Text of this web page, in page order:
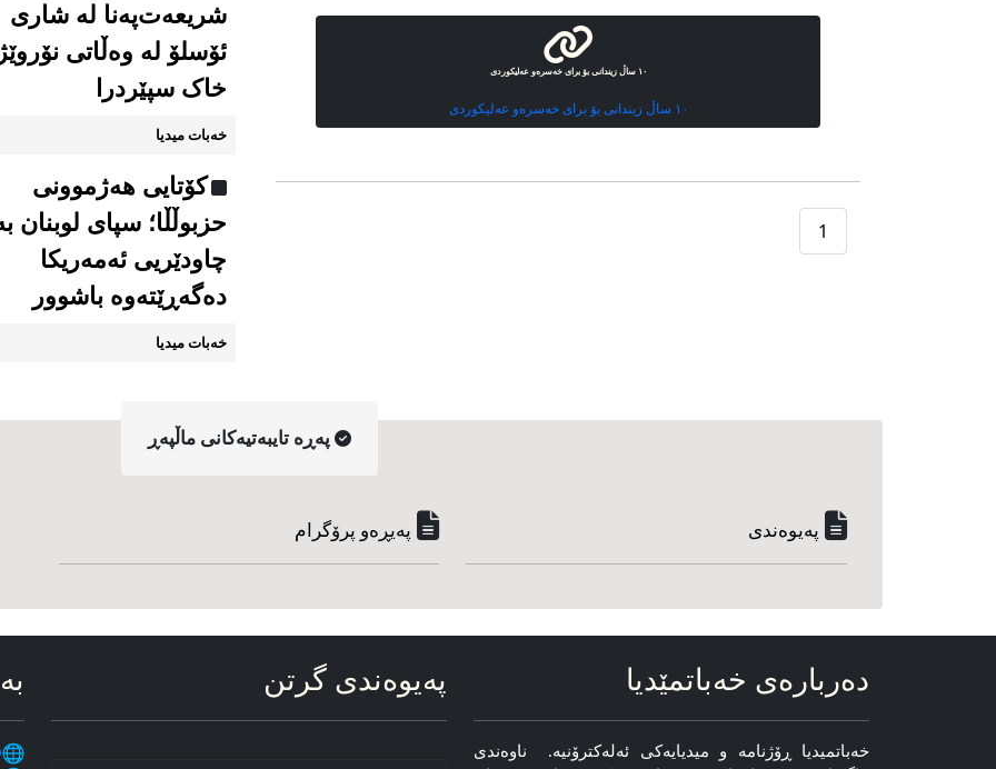
١٠ ساڵ زیندانی بۆ برای خەسرەو عەلیکوردی
١٠ ساڵ زیندانی بۆ برای خەسرەو عەلیکوردی
1
شریعەت‌پەنا لە شاری
ئۆسلۆ لە وەڵاتی
خاک سپێردرا
خەبات میدیا
کۆتایی هەژموونی
حزبوڵڵا؛ سپای لوبنان
چاودێریی ئەمەریکا
دەگەڕێتەوە باشوور
خەبات میدیا
په‌ڕه‌ تایبه‌تیه‌کانی ماڵپه‌ڕ
په‌یوه‌ندی په‌یڕه‌و پرۆگرام
ده‌رباره‌ی خه‌باتمێدیا
خه‌باتمیدیا ڕۆژنامه‌ و میدیایه‌کی ئه‌له‌کترۆنیه‌. ناوه‌ندی
په‌یوه‌ندی گرتن